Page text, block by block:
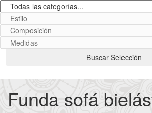
Funda sofá